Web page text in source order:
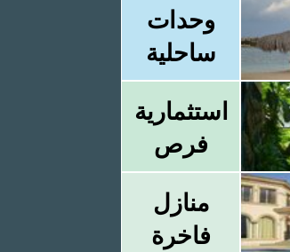
وحدات
ساحلية
استثمارية
فرص
منازل
فاخرة